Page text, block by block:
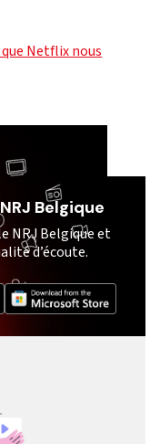
Netflix nous
Belgique
NRJ Belgique et
d’écoute.